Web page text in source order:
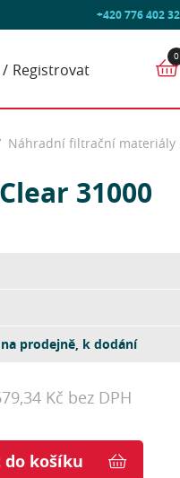
+420 776 402
Registrovat
Náhradní filtrační materiály
31000
prodejně, k dodání
Kč bez DPH
košíku